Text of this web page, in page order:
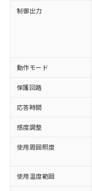
制御出力
動作モード
保護回路
応答時間
感度調整
使用周囲照度
使用温度範囲
※1 対応状況
対応済み
非含有に対応